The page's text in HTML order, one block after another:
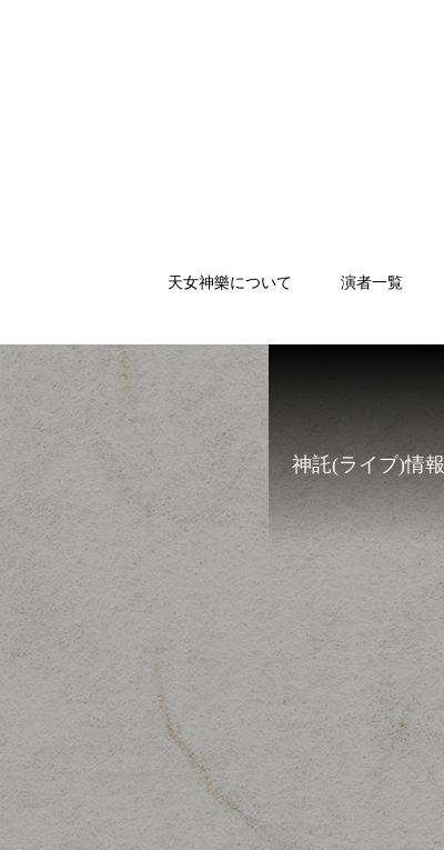
天女神樂について 演者一覧
神託(ライブ)情報